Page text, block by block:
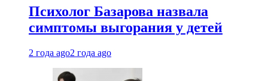
Психолог Базарова назвала
симптомы выгорания у детей
2 года ago2 года ago